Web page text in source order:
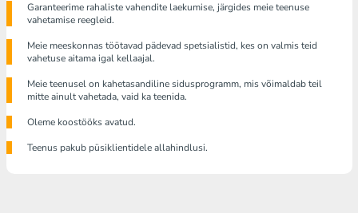
Garanteerime rahaliste vahendite laekumise, järgides meie teenuse
vahetamise reegleid.
Meie meeskonnas töötavad pädevad spetsialistid, kes on valmis teid
vahetuse aitama igal kellaajal.
Meie teenusel on kahetasandiline sidusprogramm, mis võimaldab teil
mitte ainult vahetada, vaid ka teenida.
Oleme koostööks avatud.
Teenus pakub püsiklientidele allahindlusi.